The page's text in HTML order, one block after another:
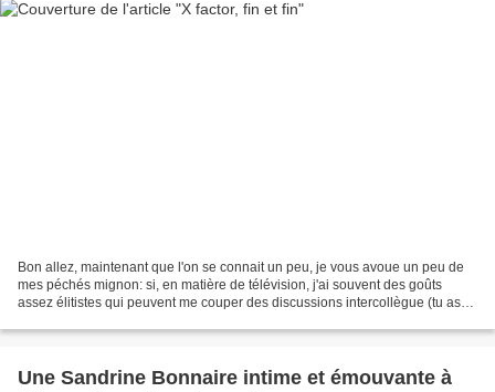
Bon allez, maintenant que l'on se connait un peu, je vous avoue un peu de
mes péchés mignon: si, en matière de télévision, j'ai souvent des goûts
assez élitistes qui peuvent me couper des discussions intercollègue (tu as
Une Sandrine Bonnaire intime et émouvante à